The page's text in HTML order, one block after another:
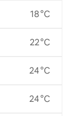
18 °C
22 °C
24 °C
24 °C